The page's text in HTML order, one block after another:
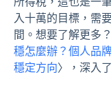
入十萬的目標，需
間。想要了解更多
穩怎麼辦？個人品
穩定方向〉，深入